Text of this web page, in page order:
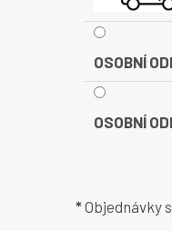
OSOBNÍ
OSOBNÍ
*Objednávky